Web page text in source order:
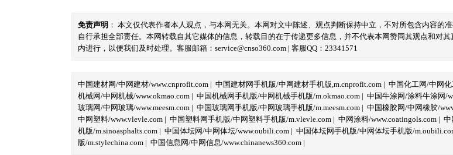
免责声明 ： 本文仅代表作者本人观点，与本网无关。本网对文中陈述、观点判断保持中立，不对所包含内容
自行承担全部责任。本网转载自其它媒体的信息，转载目的在于传递更多信息，并不代表本网赞同其观点和对
内进行，以便我们及时处理。客服邮箱：service@cnso360.com | 客服QQ：23341571
中国建材网/中网建材/www.cnprofit.com | 中国建材网手机版/中网建材手机版,m.cnprofit.com | 中国化工网/中网化
机械网/中网机械/www.okmao.com | 中国机械网手机版/中网机械手机版/m.okmao.com | 中国牛涂网/涂料牛涂网/
玻璃网/中网玻璃/www.meesm.com | 中国玻璃网手机版/中网玻璃手机版/m.meesm.com | 中国橡胶网/中网橡胶/
中网塑料/www.vlevle.com | 中国塑料网手机版/中网塑料手机版/m.vlevle.com | 中网涂料/www.coatingols.com | 中
机版/m.sinoasphalts.com | 中国体坛网/中网体坛/www.oubili.com | 中国体坛网手机版/中网体坛手机版/
版/m.stylechina.com | 中国信息网/中网信息/www.chinanews360.com |